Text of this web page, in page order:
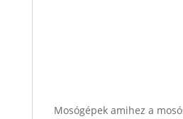
Mosógépek amihez a